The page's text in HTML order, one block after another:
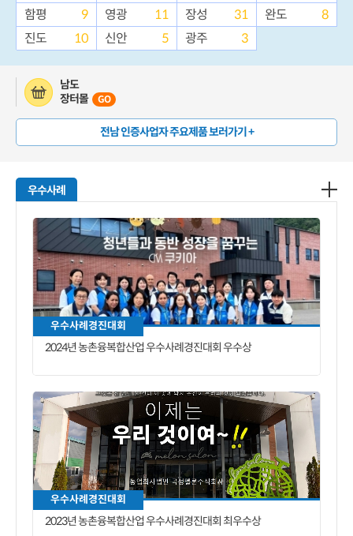
함평
9 영광 11 장성 31 완도
8
진도
10 신안 5 광주 3
남도
장터몰
GO
전남 인증사업자 주요제품 보러가기 +
우수사례
우수사례경진대회
2024년 농촌융복합산업 우수사례경진대회 우수상
우수사례경진대회
2023년 농촌융복합산업 우수사례경진대회 최우수상